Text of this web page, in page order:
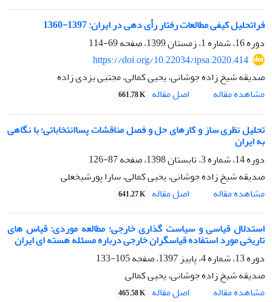
فراتحلیل کیفی مطالعات رفتار رأی دهی در ایران: 1397-1360
دوره 16، شماره 1، زمستان 1399، صفحه
69-114
https://doi.org/10.22034/ipsa.2020.414
صدیقه شیخ زاده جوشانی، یحیی کمالی، مجتبی یزدی زاده
مشاهده مقاله
اصل مقاله 661.78 K
تحلیل نظری ساز و کارهای حل و فصل مناقشات پساانتخاباتی؛ با نگاهی
به ایران
دوره 14، شماره 3، تابستان 1398، صفحه
87-126
صدیقه شیخ زاده جوشانی، یحیی کمالی، سارا پورشیخعلی
مشاهده مقاله
اصل مقاله 641.27 K
استدلال قیاسی و سیاست گذاری خارجی؛ مطالعه موردی: قیاس های
تاریخی مورد استفاده قیاسگران خارجی درباره مسئله هسته ای ایران
دوره 13، شماره 4، پاییز 1397، صفحه
105-133
صدیقه شیخ زاده جوشانی، یحیی کمالی
مشاهده مقاله
اصل مقاله 465.58 K